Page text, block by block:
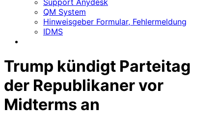
Support Anydesk
QM System
Hinweisgeber Formular, Fehlermeldung
IDMS
Trump kündigt Parteitag
der Republikaner vor
Midterms an